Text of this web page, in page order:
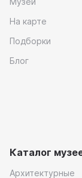
На карте
Подборки
Блог
Каталог
Архитектурные